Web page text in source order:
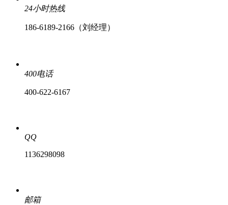
24小时热线
186-6189-2166（刘经理）
400电话
400-622-6167
QQ
1136298098
邮箱